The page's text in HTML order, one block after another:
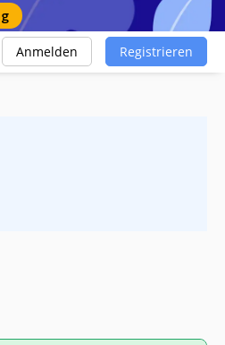
Anmelden Registrieren